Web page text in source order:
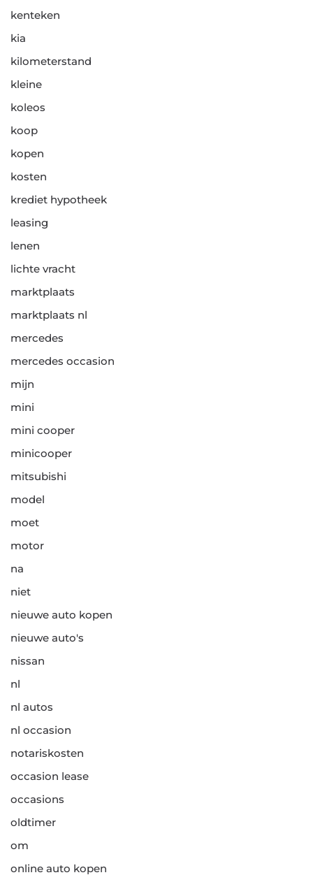
kenteken
kia
kilometerstand
kleine
koleos
koop
kopen
kosten
krediet hypotheek
leasing
lenen
lichte vracht
marktplaats
marktplaats nl
mercedes
mercedes occasion
mijn
mini
mini cooper
minicooper
mitsubishi
model
moet
motor
na
niet
nieuwe auto kopen
nieuwe auto's
nissan
nl
nl autos
nl occasion
notariskosten
occasion lease
occasions
oldtimer
om
online auto kopen